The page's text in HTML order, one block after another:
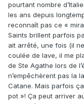
pourtant nombre
les ans depuis
reconnaît pas ce «
Saints brillent parfois
ait arrêté, une fois (il
coulée de lave, il me
de Ste Agathe lors de
n’empêchèrent pas la
Catane. Mais parfois
pot »! Ça peut arriver